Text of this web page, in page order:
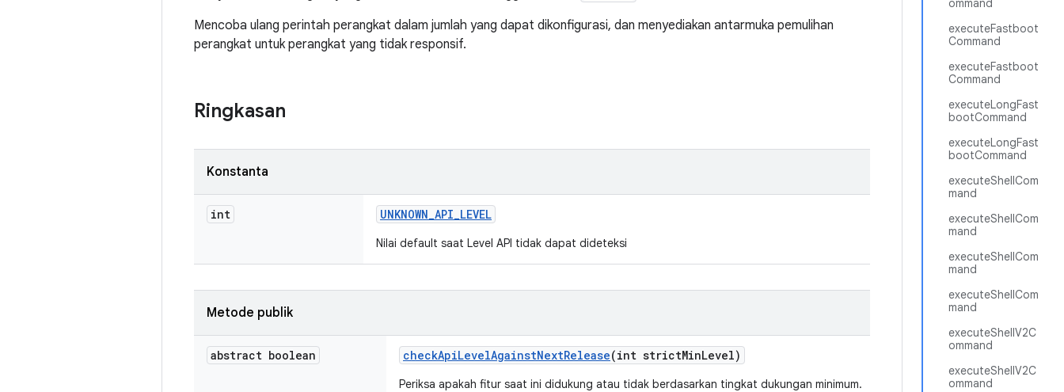
ommand
executeFastboot
Command
executeFastboot
Command
executeLongFast
bootCommand
executeLongFast
bootCommand
executeShellCom
mand
executeShellCom
mand
executeShellCom
mand
executeShellCom
mand
executeShellV2C
ommand
executeShellV2C
ommand
Mencoba ulang perintah perangkat dalam jumlah yang dapat dikonfigurasi, dan menyediakan antarmuka pemulihan
perangkat untuk perangkat yang tidak responsif.
Ringkasan
Konstanta
int UNKNOWN_API_LEVEL
Nilai default saat Level API tidak dapat dideteksi
Metode publik
abstract boolean checkApiLevelAgainstNextRelease(int strictMinLevel)
Periksa apakah fitur saat ini didukung atau tidak berdasarkan tingkat dukungan minimum.